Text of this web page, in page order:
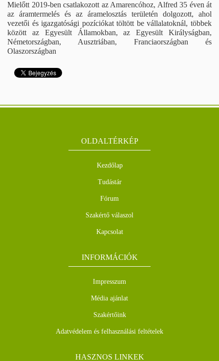
Mielőtt 2019-ben csatlakozott az Amarencóhoz, Alfred 35 éven át
az áramtermelés és az áramelosztás területén dolgozott, ahol
vezetői és igazgatósági pozíciókat töltött be vállalatoknál, többek
között az Egyesült Államokban, az Egyesült Királyságban,
Németországban, Ausztriában, Franciaországban és
Olaszországban
OLDALTÉRKÉP
Kezdőlap
Tudástár
Fórum
Szakértő válaszol
Kapcsolat
INFORMÁCIÓK
Impresszum
Média ajánlat
Szakértőink
Adatvédelem és felhasználási feltételek
HASZNOS LINKEK